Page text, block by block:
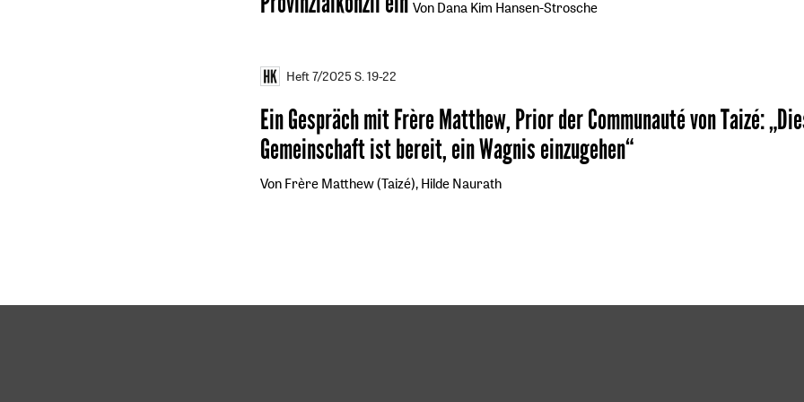
Von Dana Kim Hansen-Strosche
Heft 7/2025 S. 19-22
Ein Gespräch mit Frère Matthew, Prior der Communauté von Taizé:
Gemeinschaft ist bereit, ein Wagnis einzugehen“
Von Frère Matthew (Taizé), Hilde Naurath